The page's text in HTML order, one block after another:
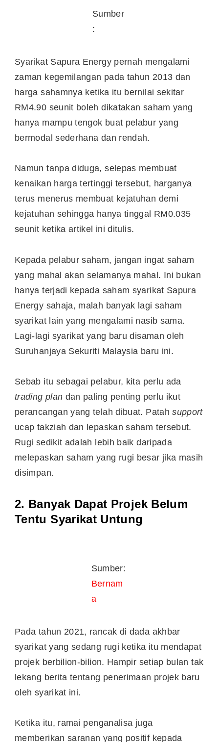
Sumber
:
Syarikat Sapura Energy pernah mengalami
zaman kegemilangan pada tahun 2013 dan
harga sahamnya ketika itu bernilai sekitar
RM4.90 seunit boleh dikatakan saham yang
hanya mampu tengok buat pelabur yang
bermodal sederhana dan rendah.
Namun tanpa diduga, selepas membuat
kenaikan harga tertinggi tersebut, harganya
terus menerus membuat kejatuhan demi
kejatuhan sehingga hanya tinggal RM0.035
seunit ketika artikel ini ditulis.
Kepada pelabur saham, jangan ingat saham
yang mahal akan selamanya mahal. Ini bukan
hanya terjadi kepada saham syarikat Sapura
Energy sahaja, malah banyak lagi saham
syarikat lain yang mengalami nasib sama.
Lagi-lagi syarikat yang baru disaman oleh
Suruhanjaya Sekuriti Malaysia baru ini.
Sebab itu sebagai pelabur, kita perlu ada
trading plan dan paling penting perlu ikut
perancangan yang telah dibuat. Patahsupport
ucap takziah dan lepaskan saham tersebut.
Rugi sedikit adalah lebih baik daripada
melepaskan saham yang rugi besar jika masih
disimpan.
2. Banyak Dapat Projek Belum
Tentu Syarikat Untung
Sumber:
Bernam
a
Pada tahun 2021, rancak di dada akhbar
syarikat yang sedang rugi ketika itu mendapat
projek berbilion-bilion. Hampir setiap bulan tak
lekang berita tentang penerimaan projek baru
oleh syarikat ini.
Ketika itu, ramai penganalisa juga
memberikan saranan yang positif kepada